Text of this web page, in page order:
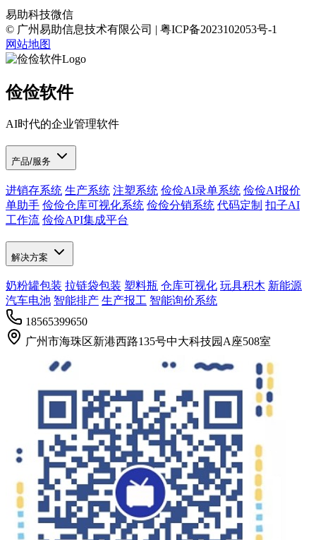
易助科技微信
© 广州易助信息技术有限公司 | 粤ICP备2023102053号-1
网站地图
俭俭软件
AI时代的企业管理软件
产品/服务
进销存系统 生产系统 注塑系统 俭俭AI录单系统 俭俭AI报价
单助手 俭俭仓库可视化系统 俭俭分销系统 代码定制 扣子AI
工作流 俭俭API集成平台
解决方案
奶粉罐包装 拉链袋包装 塑料瓶 仓库可视化 玩具积木 新能源
汽车电池 智能排产 生产报工 智能询价系统
18565399650
广州市海珠区新港西路135号中大科技园A座508室